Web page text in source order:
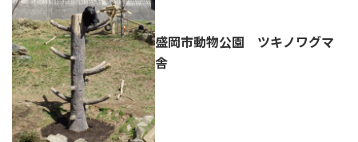
盛岡市動物公園 ツキノワグマ
舎